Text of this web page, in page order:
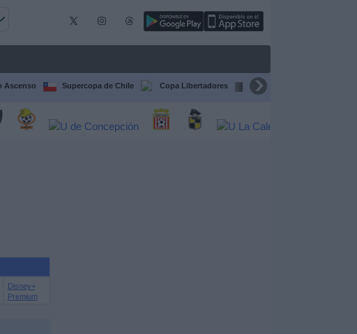
Ascenso Supercopa de Chile Copa Libertadores Copa Sudamericana
Disney+
Premium